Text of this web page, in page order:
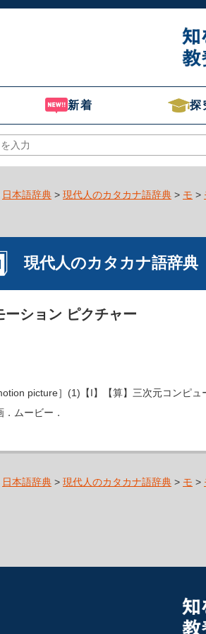
新着 探
日本語辞典 > 現代人のカタカナ語辞典 > モ >
現代人のカタカナ語辞典
ーション ピクチャー
picture］(1)【I】【算】三次元コンピ
．ムービー．
日本語辞典 > 現代人のカタカナ語辞典 > モ >